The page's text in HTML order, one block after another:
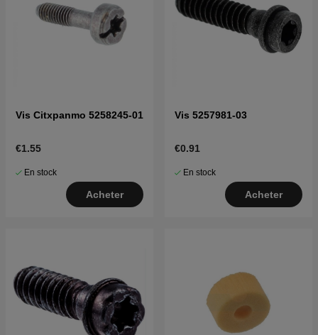
Vis Citxpanmo 5258245-01
€1.55
En stock
Acheter
Vis 5257981-03
€0.91
En stock
Acheter